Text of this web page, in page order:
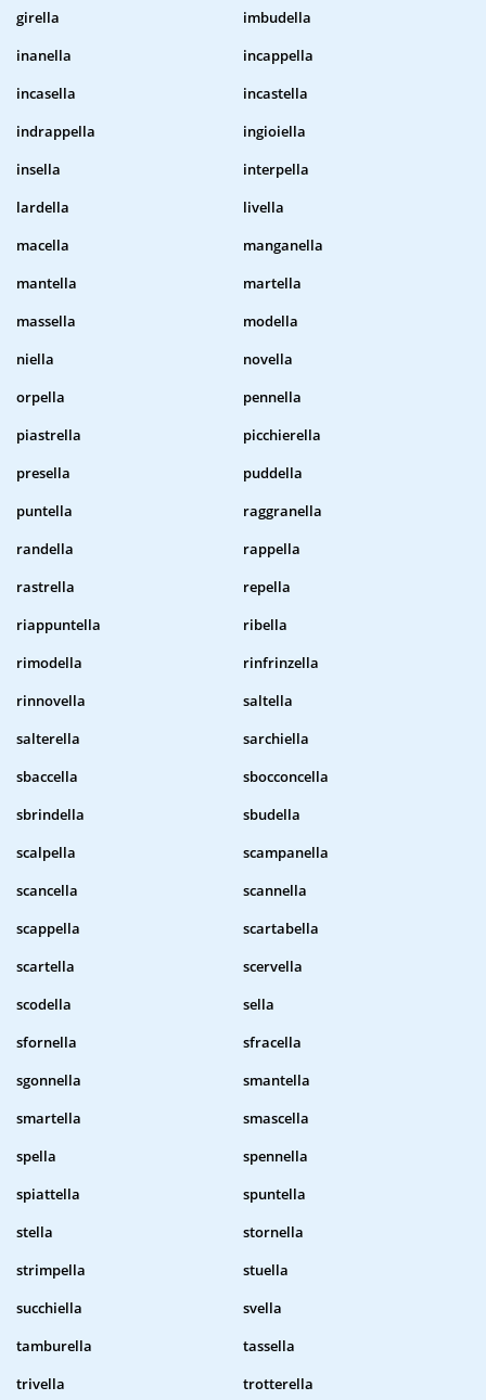
girella
imbudella
inanella
incappella
incasella
incastella
indrappella
ingioiella
insella
interpella
lardella
livella
macella
manganella
mantella
martella
massella
modella
niella
novella
orpella
pennella
piastrella
picchierella
presella
puddella
puntella
raggranella
randella
rappella
rastrella
repella
riappuntella
ribella
rimodella
rinfrinzella
rinnovella
saltella
salterella
sarchiella
sbaccella
sbocconcella
sbrindella
sbudella
scalpella
scampanella
scancella
scannella
scappella
scartabella
scartella
scervella
scodella
sella
sfornella
sfracella
sgonnella
smantella
smartella
smascella
spella
spennella
spiattella
spuntella
stella
stornella
strimpella
stuella
succhiella
svella
tamburella
tassella
trivella
trotterella